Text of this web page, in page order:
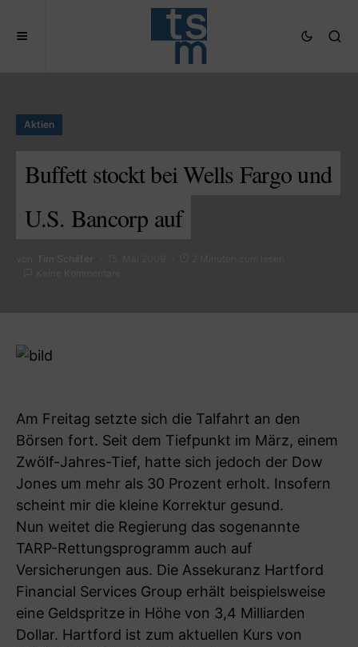
Aktien
Buffett stockt bei Wells Fargo und
U.S. Bancorp auf
Am Freitag setzte sich die Talfahrt an den
Börsen fort. Seit dem Tiefpunkt im März, einem
Zwölf-Jahres-Tief, hatte sich jedoch der Dow
Jones um mehr als 30 Prozent erholt. Insofern
scheint mir die kleine Korrektur gesund.
Nun weitet die Regierung das sogenannte
TARP-Rettungsprogramm auch auf
Versicherungen aus. Die Assekuranz Hartford
Financial Services Group erhält beispielsweise
eine Geldspritze in Höhe von 3,4 Milliarden
Dollar. Hartford ist zum aktuellen Kurs von